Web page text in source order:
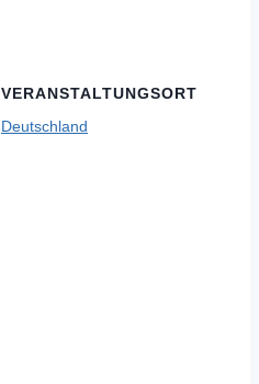
VERANSTALTUNGSORT
Deutschland